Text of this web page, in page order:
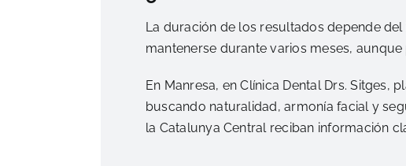
La duración de los resultados depende
mantenerse durante varios meses,
En Manresa, en Clínica Dental Drs.
buscando naturalidad, armonía facial y
la Catalunya Central reciban información